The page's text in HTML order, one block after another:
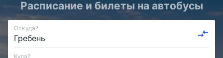
Расписание и билеты на автобусы
Откуда?
Куда?